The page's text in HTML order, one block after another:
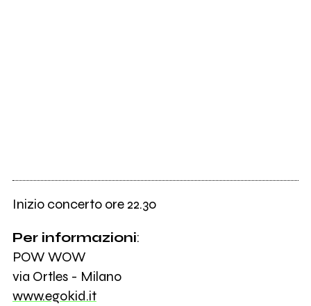
Inizio concerto ore 22.30
Per informazioni:
POW WOW
via Ortles - Milano
www.egokid.it